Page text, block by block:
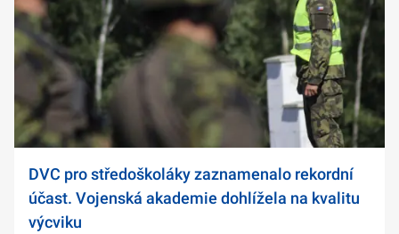
DVC pro středoškoláky zaznamenalo rekordní
účast. Vojenská akademie dohlížela na kvalitu
výcviku